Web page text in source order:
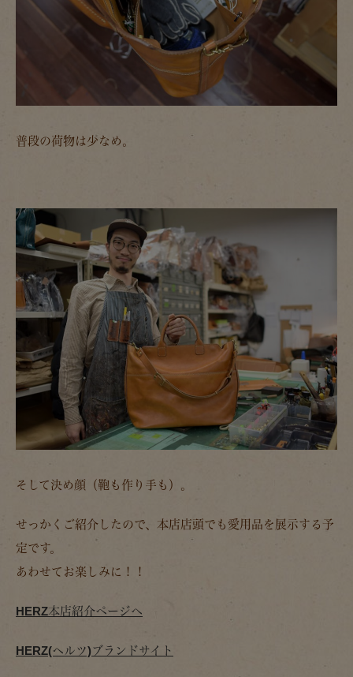
普段の荷物は少なめ。
そして決め顔（鞄も作り手も）。
せっかくご紹介したので、本店店頭でも愛用品を展示する予
定です。
あわせてお楽しみに！！
HERZ本店紹介ページへ
HERZ(ヘルツ)ブランドサイト